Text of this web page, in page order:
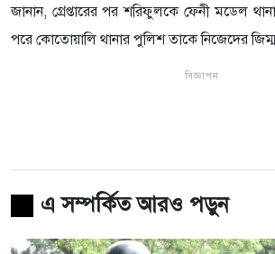
জানান, গ্রেপ্তারের পর শরিফুলকে ফেনী মডেল
পরে কোতোয়ালি থানার পুলিশ তাকে নিজেদের
বিজ্ঞাপন
এ সম্পর্কিত আরও পড়ুন